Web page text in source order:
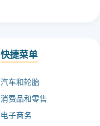
快捷菜单
汽车和轮胎
消费品和零售
电子商务